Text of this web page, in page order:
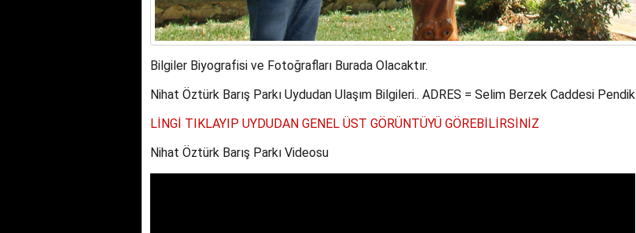
Bilgiler Biyografisi ve Fotoğrafları Burada Olacaktır.
Nihat Öztürk Barış Parkı Uydudan Ulaşım Bilgileri.. ADRES = Selim Berzek Caddesi Pendik
LİNGİ TIKLAYIP UYDUDAN GENEL ÜST GÖRÜNTÜYÜ GÖREBİLİRSİNİZ
Nihat Öztürk Barış Parkı Videosu